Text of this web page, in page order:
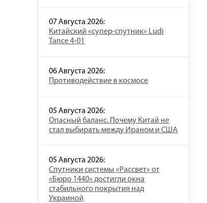
07 Августа 2026:
Китайский «супер-спутник» Ludi
Tance 4-01
06 Августа 2026:
Противодействие в космосе
05 Августа 2026:
Опасный баланс. Почему Китай не
стал выбирать между Ираном и США
05 Августа 2026:
Спутники системы «Рассвет» от
«Бюро 1440» достигли окна
стабильного покрытия над
Украиной